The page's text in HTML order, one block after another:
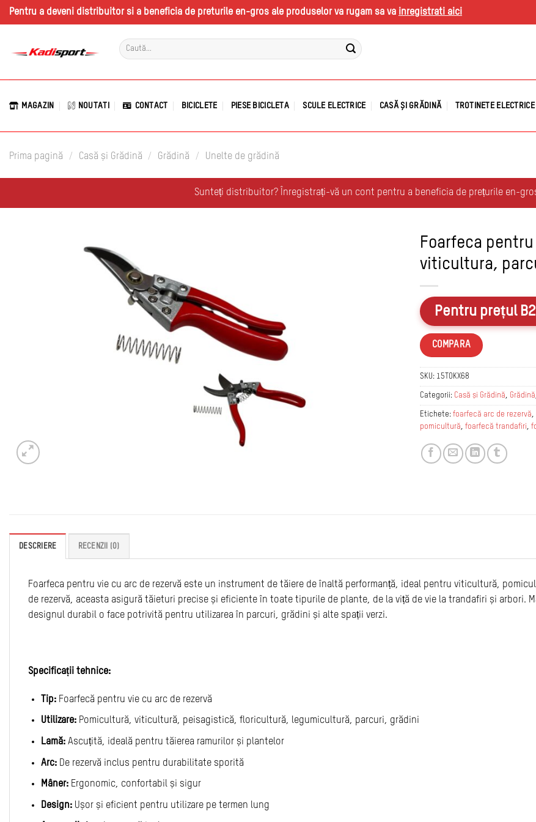
Skip
Pentru a deveni distribuitor si a beneficia de preturile en-gros ale produselor va rugam sa va inregistrati aici
Caută
după:
MAGAZIN NOUTATI CONTACT BICICLETE PIESE BICICLETA SCULE ELECTRICE CASĂ ȘI GRĂDINĂ TROTINETE ELECTRICE
Prima pagină / Casă și Grădină / Grădină / Unelte de grădină
Sunteți distribuitor? Înregistrați-vă un cont pentru a beneficia de prețurile en-
Foarfeca
viticultura,
Pentru prețul
COMPARA
SKU: 15TOKX68
Categorii: Casă și Grădină Grădină
Etichete: foarfecă arc de rezervă
pomicultură
foarfecă trandafiri
DESCRIERE RECENZII (0)
Foarfeca pentru vie cu arc de rezervă este un instrument de tăiere de înaltă performanță, ideal pentru viticultură,
de rezervă, aceasta asigură tăieturi precise și eficiente în toate tipurile de plante, de la viță de vie la trandafiri și arbori.
designul durabil o face potrivită pentru utilizarea în parcuri, grădini și alte spații verzi.
Specificații tehnice:
Tip:Foarfecă pentru vie cu arc de rezervă
Utilizare:Pomicultură, viticultură, peisagistică, floricultură, legumicultură, parcuri, grădini
Lamă:Ascuțită, ideală pentru tăierea ramurilor și plantelor
Arc:De rezervă inclus pentru durabilitate sporită
Mâner:Ergonomic, confortabil și sigur
Design:Ușor și eficient pentru utilizare pe termen lung